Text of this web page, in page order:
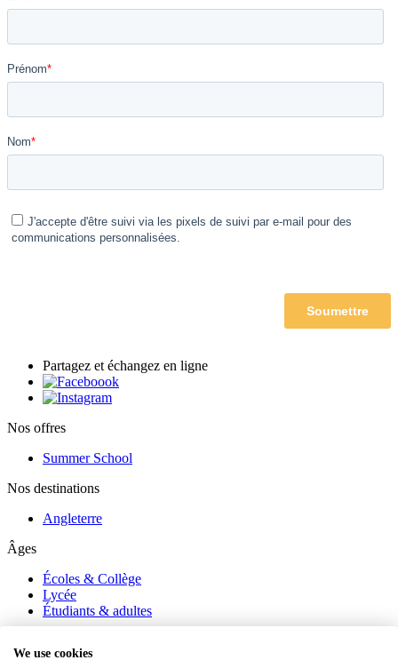
Partagez et échangez en ligne
Nos offres
Summer School
Nos destinations
Angleterre
Âges
Écoles & Collège
Lycée
Étudiants & adultes
We use cookies